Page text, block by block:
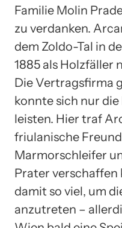
Familie Molin
zu verdanken.
dem Zoldo-Tal in
1885 als Holzfäller
Die Vertragsfirma
konnte sich nur
leisten. Hier traf
friulanische
Marmorschleifer
Prater verschaffen
damit so viel, um
anzutreten –